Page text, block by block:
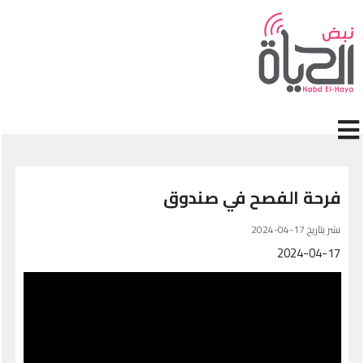
تجاوز إلى المحتوى الرئيسي
فرحة الفصح في صندوق
نشر بتاريخ 17-04-2024
2024-04-17